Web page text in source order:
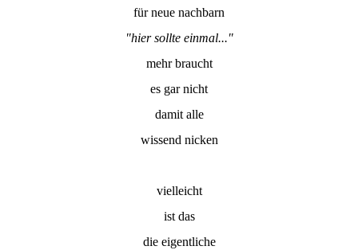
für neue nachbarn
"hier sollte einmal..."
mehr braucht
es gar nicht
damit alle
wissend nicken
vielleicht
ist das
die eigentliche